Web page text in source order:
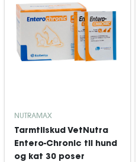
NUTRAMAX
Tarmtilskud VetNutra
Entero-Chronic til hund
og kat 30 poser